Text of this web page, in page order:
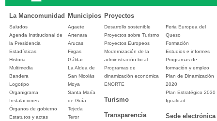
La Mancomunidad Municipios Proyectos
Saludos
Agenda Institucional de
la Presidencia
Estadísticas
Historia
Multimedia
Bandera
Logotipo
Organigrama
Instalaciones
Órganos de gobierno
Estatutos y actas
Agaete
Artenara
Arucas
Firgas
Gáldar
La Aldea de
San Nicolás
Moya
Santa María
de Guía
Tejeda
Teror
Desarrollo sostenible
Proyectos sobre Turismo
Proyectos Europeos
Modernización de la
administración local
Programas de
dinamización económica
ENORTE
Turismo
Transparencia
Feria Europea del
Queso
Formación
Estudios e informes
Programas de
formación y empleo
Plan de Dinamización
2020
Plan Estratégico 2030
Igualdad
Sede electrónica